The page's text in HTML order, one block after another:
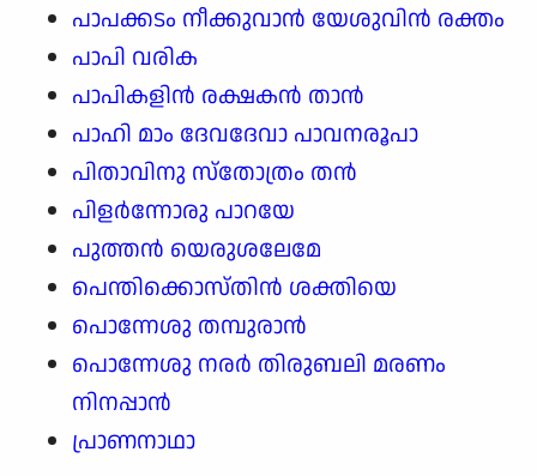
പാപക്കടം നീക്കുവാൻ യേശുവിൻ രക്തം
പാപി വരിക
പാപികളിൻ രക്ഷകൻ താൻ
പാഹി മാം ദേവദേവാ പാവനരൂപാ
പിതാവിനു സ്തോത്രം തൻ
പിളർന്നോരു പാറയേ
പുത്തൻ യെരുശലേമേ
പെന്തിക്കൊസ്തിൻ ശക്തിയെ
പൊന്നേശു തമ്പുരാൻ
പൊന്നേശു നരർ തിരുബലി മരണം
നിനപ്പാൻ
പ്രാണനാഥാ